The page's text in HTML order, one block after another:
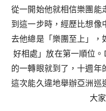
從一開始他就相信樂團能
到這一步時，經歷比想像
去他總是「樂團至上」，
好相處」放在第一順位
的一轉眼就到了，十週年
這次能久違地舉辦亞洲巡
大